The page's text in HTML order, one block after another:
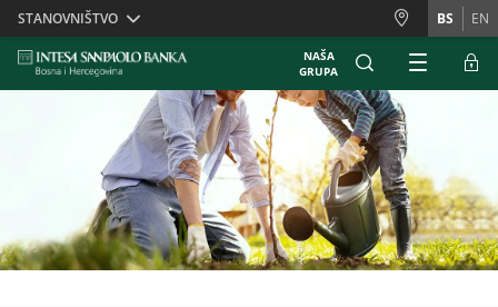
Skiplinks
STANOVNIŠTVO BS EN
NAŠA
GRUPA